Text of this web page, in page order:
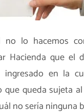
lo hacemos
Hacienda que el
en la
que queda sujeta
no sería ninguna